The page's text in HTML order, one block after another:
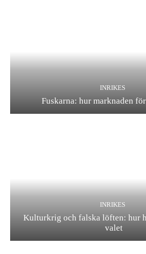
INRIKES
Fuskarna: hur marknaden
INRIKES
Kulturkrig och falska löften: hur
valet